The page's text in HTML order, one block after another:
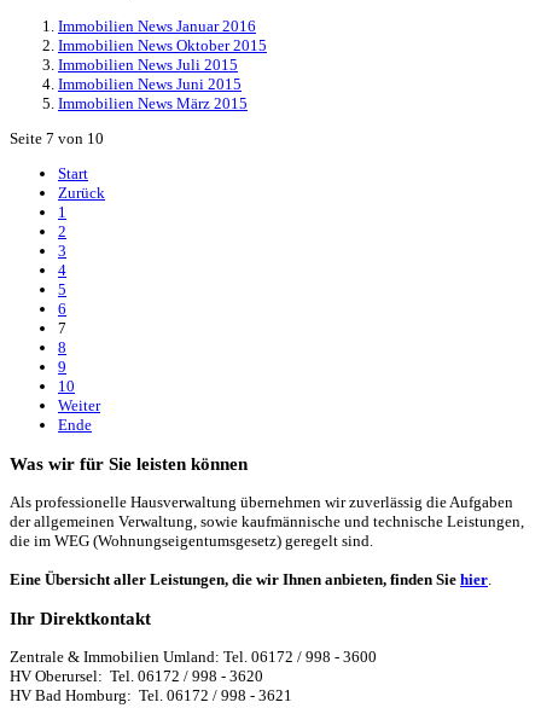
Immobilien News Januar 2016
Immobilien News Oktober 2015
Immobilien News Juli 2015
Immobilien News Juni 2015
Immobilien News März 2015
Seite 7 von 10
Start
Zurück
1
2
3
4
5
6
7
8
9
10
Weiter
Ende
Was wir für Sie leisten können
Als professionelle Hausverwaltung übernehmen wir zuverlässig die Aufgaben
der allgemeinen Verwaltung, sowie kaufmännische und technische Leistungen,
die im WEG (Wohnungseigentumsgesetz) geregelt sind.
Eine Übersicht aller Leistungen, die wir Ihnen anbieten, finden Sie hier.
Ihr Direktkontakt
Zentrale & Immobilien Umland: Tel. 06172 / 998 - 3600
HV Oberursel: Tel. 06172 / 998 - 3620
HV Bad Homburg: Tel. 06172 / 998 - 3621